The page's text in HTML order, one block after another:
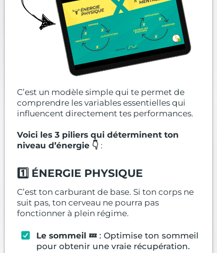
C’est un modèle simple qui te permet de
comprendre les variables essentielles qui
influencent directement tes performances.
Voici les 3 piliers qui déterminent ton
niveau d’énergie 👇 :
1️⃣ ÉNERGIE PHYSIQUE
C’est ton carburant de base. Si ton corps ne
suit pas, ton cerveau ne pourra pas
fonctionner à plein régime.
Le sommeil 💤 : Optimise ton sommeil
pour obtenir une vraie récupération.